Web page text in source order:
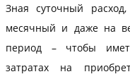
Зная суточный
месячный и даже на
период – чтобы
затратах на